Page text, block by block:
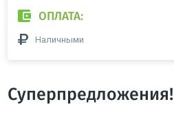
ОПЛАТА:
Наличными
Суперпредложения!